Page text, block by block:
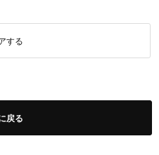
する
戻る